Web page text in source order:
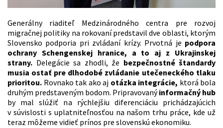
Generálny riaditeľ Medzinárodného centra pre rozvoj
migračnej politiky na rokovaní predstavil dve oblasti, ktorým
Slovensko podporia pri zvládaní krízy. Prvotná je podpora
ochrany Schengenskej hranice, a to aj z Ukrajinskej
strany. Delegácie sa zhodli, že bezpečnostné štandardy
musia ostať pre dlhodobé zvládanie utečeneckého tlaku
prioritou. Rovnako tak ako aj otázka integrácie, ktorá bola
druhým predstaveným bodom. Pripravovanýinformačný hub
by mal slúžiť na rýchlejšiu diferenciáciu prichádzajúcich
v súvislosti s uplatniteľnosťou na našom trhu práce, kde už
teraz môžeme vidieť prínos pre slovenskú ekonomiku.